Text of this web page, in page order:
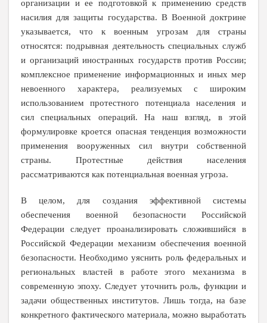
организации и ее подготовкой к применению средств
насилия для защиты государства. В Военной доктрине
указывается, что к военным угрозам для страны
относятся: подрывная деятельность специальных служб
и организаций иностранных государств против России;
комплексное применение информационных и иных мер
невоенного характера, реализуемых с широким
использованием протестного потенциала населения и
сил специальных операций. На наш взгляд, в этой
формулировке кроется опасная тенденция возможности
применения вооруженных сил внутри собственной
страны. Протестные действия населения
рассматриваются как потенциальная военная угроза.
В целом, для создания эффективной системы
обеспечения военной безопасности Российской
Федерации следует проанализировать сложившийся в
Российской Федерации механизм обеспечения военной
безопасности. Необходимо уяснить роль федеральных и
региональных властей в работе этого механизма в
современную эпоху. Следует уточнить роль, функции и
задачи общественных институтов. Лишь тогда, на базе
конкретного фактического материала, можно выработать